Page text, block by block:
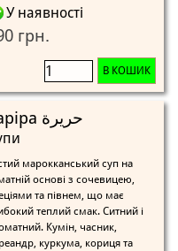
У наявності
грн.
В КОШИК
Харіра حريرة
марокканський суп на
основі з сочевицею,
та півнем, що має
теплий смак. Ситний і
Кумін, часник,
куркума, кориця та